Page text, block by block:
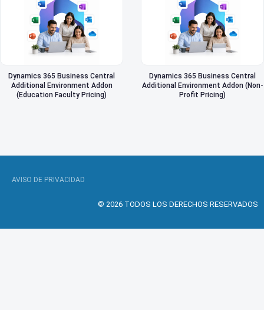
Dynamics 365 Business Central
Additional Environment Addon
(Education Faculty Pricing)
Dynamics 365 Business Central
Additional Environment Addon (Non-
Profit Pricing)
AVISO DE PRIVACIDAD
© 2026 TODOS LOS DERECHOS RESERVADOS